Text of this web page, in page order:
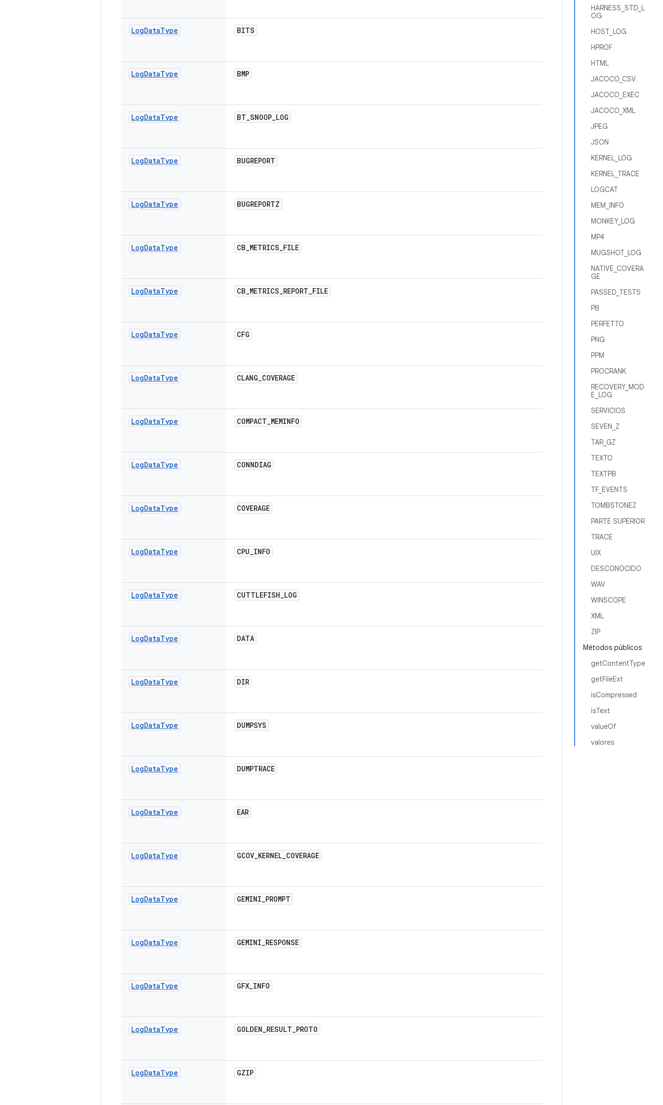
HARNESS_STD_L
OG
HOST_LOG
HPROF
HTML
JACOCO_CSV
JACOCO_EXEC
JACOCO_XML
JPEG
JSON
KERNEL_LOG
KERNEL_TRACE
LOGCAT
MEM_INFO
MONKEY_LOG
MP4
MUGSHOT_LOG
NATIVE_COVERA
GE
PASSED_TESTS
PB
PERFETTO
PNG
PPM
PROCRANK
RECOVERY_MOD
E_LOG
SERVICIOS
SEVEN_Z
TAR_GZ
TEXTO
TEXTPB
TF_EVENTS
TOMBSTONEZ
PARTE SUPERIOR
TRACE
UIX
DESCONOCIDO
WAV
WINSCOPE
XML
ZIP
Métodos públicos
getContentType
getFileExt
isCompressed
isText
valueOf
valores
LogDataType BITS
LogDataType BMP
LogDataType BT_SNOOP_LOG
LogDataType BUGREPORT
LogDataType BUGREPORTZ
LogDataType CB_METRICS_FILE
LogDataType CB_METRICS_REPORT_FILE
LogDataType CFG
LogDataType CLANG_COVERAGE
LogDataType COMPACT_MEMINFO
LogDataType CONNDIAG
LogDataType COVERAGE
LogDataType CPU_INFO
LogDataType CUTTLEFISH_LOG
LogDataType DATA
LogDataType DIR
LogDataType DUMPSYS
LogDataType DUMPTRACE
LogDataType EAR
LogDataType GCOV_KERNEL_COVERAGE
LogDataType GEMINI_PROMPT
LogDataType GEMINI_RESPONSE
LogDataType GFX_INFO
LogDataType GOLDEN_RESULT_PROTO
LogDataType GZIP